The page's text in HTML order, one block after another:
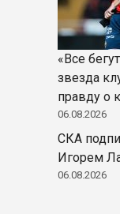
«Все
звезда
правду о
06.08.2026
СКА
Игорем
06.08.2026